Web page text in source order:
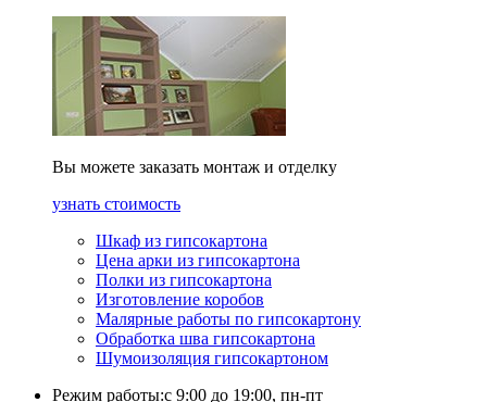
Вы можете заказать монтаж и отделку
узнать стоимость
Шкаф из гипсокартона
Цена арки из гипсокартона
Полки из гипсокартона
Изготовление коробов
Малярные работы по гипсокартону
Обработка шва гипсокартона
Шумоизоляция гипсокартоном
Режим работы:с 9:00 до 19:00, пн-пт